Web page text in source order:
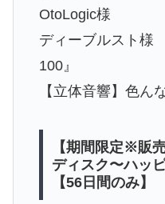
OtoLogic様
ディーブルスト様
100』
【立体音響】色ん
【期間限定※販
ディスク〜ハッ
【56日間のみ】